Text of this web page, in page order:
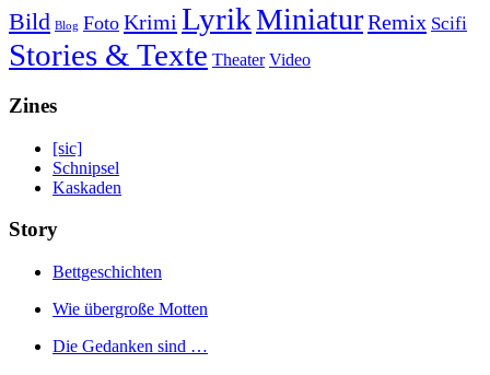
Bild Blog Foto Krimi LyrikMiniaturRemix Scifi
Stories & Texte Theater Video
Zines
[sic]
Schnipsel
Kaskaden
Story
Bettgeschichten
Wie übergroße Motten
Die Gedanken sind …